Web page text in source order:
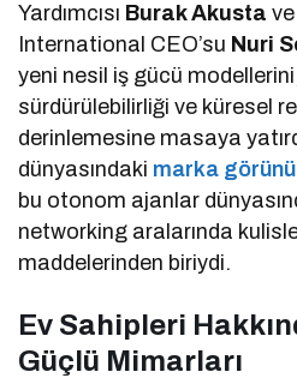
Yardımcısı Burak Akusta
International CEO’su Nuri
yeni nesil iş gücü
sürdürülebilirliği ve küresel
derinlemesine masaya
dünyasındaki marka
bu otonom ajanlar
networking aralarında
maddelerinden biriydi.
Ev Sahipleri
Güçlü Mimarları